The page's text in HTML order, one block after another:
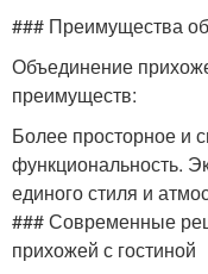
### Преимущества
Объединение
преимуществ:
Более просторное и
функциональность.
единого стиля и
### Современные
прихожей с гостиной